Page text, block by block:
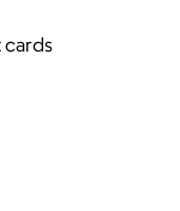
cards